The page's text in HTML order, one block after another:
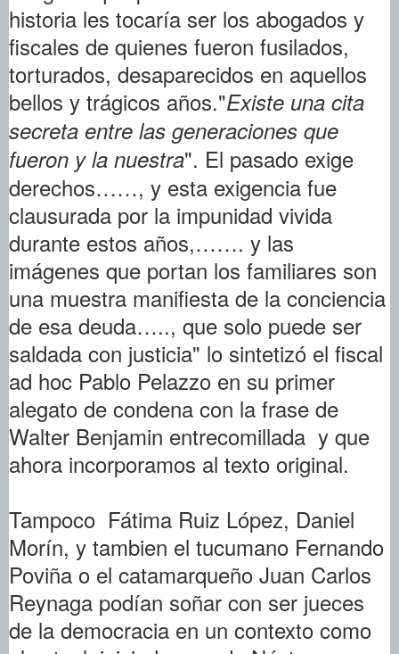
historia les tocaría ser los abogados y
fiscales de quienes fueron fusilados,
torturados, desaparecidos en aquellos
bellos y trágicos años."Existe una cita
secreta entre las generaciones que
fueron y la nuestra". El pasado exige
derechos……, y esta exigencia fue
clausurada por la impunidad vivida
durante estos años,……. y las
imágenes que portan los familiares son
una muestra manifiesta de la conciencia
de esa deuda….., que solo puede ser
saldada con justicia" lo sintetizó el fiscal
ad hoc Pablo Pelazzo en su primer
alegato de condena con la frase de
Walter Benjamin entrecomillada y que
ahora incorporamos al texto original.
Tampoco Fátima Ruiz López, Daniel
Morín, y tambien el tucumano Fernando
Poviña o el catamarqueño Juan Carlos
Reynaga podían soñar con ser jueces
de la democracia en un contexto como